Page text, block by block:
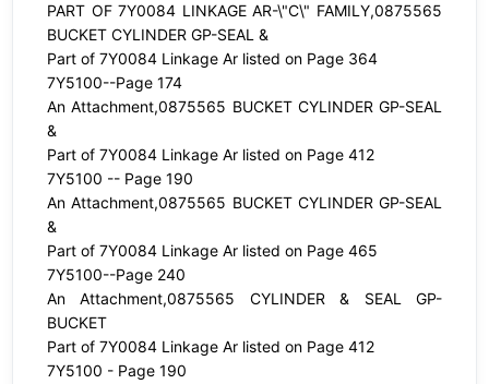
PART OF 7Y0084 LINKAGE AR-\"C\" FAMILY,0875565
BUCKET CYLINDER GP-SEAL &
Part of 7Y0084 Linkage Ar listed on Page 364
7Y5100--Page 174
An Attachment,0875565 BUCKET CYLINDER GP-SEAL
&
Part of 7Y0084 Linkage Ar listed on Page 412
7Y5100 -- Page 190
An Attachment,0875565 BUCKET CYLINDER GP-SEAL
&
Part of 7Y0084 Linkage Ar listed on Page 465
7Y5100--Page 240
An Attachment,0875565 CYLINDER & SEAL GP-
BUCKET
Part of 7Y0084 Linkage Ar listed on Page 412
7Y5100 - Page 190